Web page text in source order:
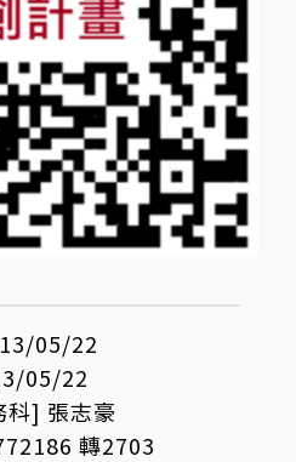
05/22
05/22
科] 張志豪
轉2703